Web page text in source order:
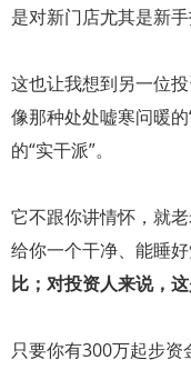
是对新门店尤其是新
这也让我想到另一位
像那种处处嘘寒问暖
的“实干派”。
它不跟你讲情怀，就
给你一个干净、能睡好
比；对投资人来说，
只要你有300万起步